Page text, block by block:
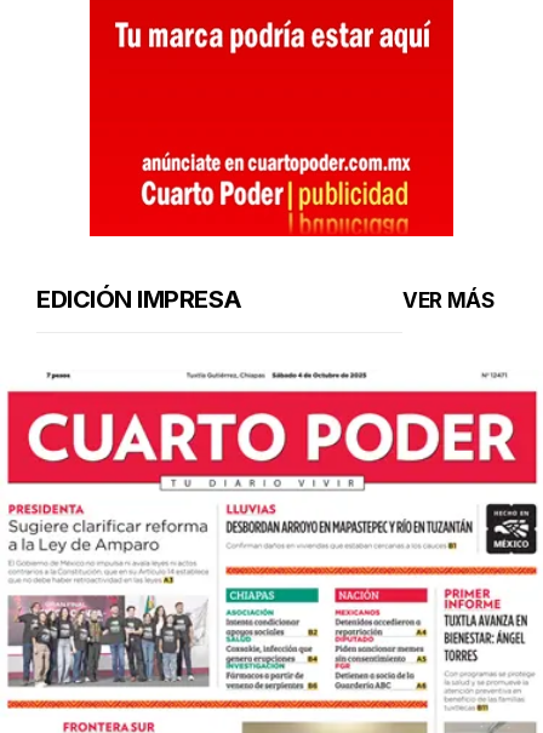
EDICIÓN IMPRESA VER MÁS